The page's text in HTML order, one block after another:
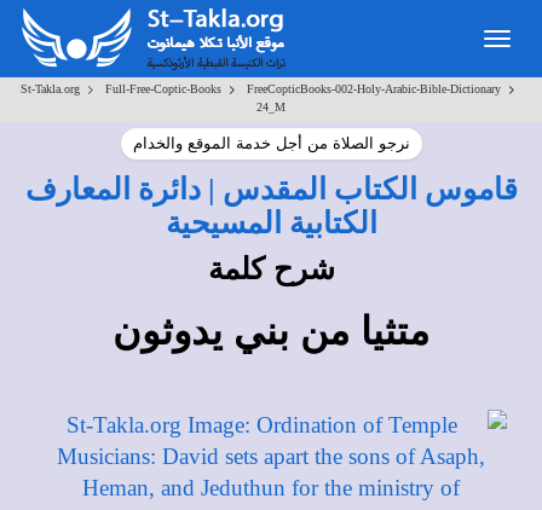
Toggle
navigation
St-Takla.org> Full-Free-Coptic-Books> FreeCopticBooks-002-Holy-Arabic-Bible-Dictionary>
24_M
نرجو الصلاة من أجل خدمة الموقع والخدام
قاموس الكتاب المقدس | دائرة المعارف
الكتابية المسيحية
شرح كلمة
متثيا من بني يدوثون